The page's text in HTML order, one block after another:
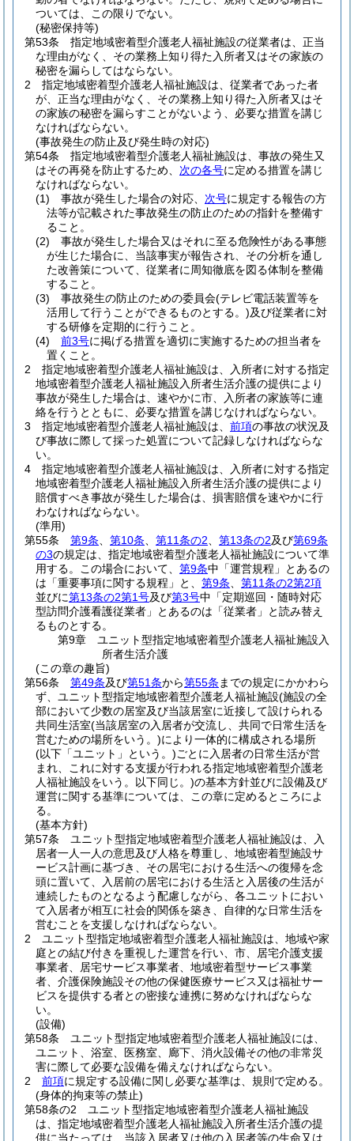
ついては、この限りでない。
(秘密保持等)
第53条
指定地域密着型介護老人福祉施設の従業者は、正当
な理由がなく、その業務上知り得た入所者又はその家族の
秘密を漏らしてはならない。
2
指定地域密着型介護老人福祉施設は、従業者であった者
が、正当な理由がなく、その業務上知り得た入所者又はそ
の家族の秘密を漏らすことがないよう、必要な措置を講じ
なければならない。
(事故発生の防止及び発生時の対応)
第54条
指定地域密着型介護老人福祉施設は、事故の発生又
はその再発を防止するため、 次の各号に定める措置を講じ
なければならない。
(1)
事故が発生した場合の対応、 次号に規定する報告の方
法等が記載された事故発生の防止のための指針を整備す
ること。
(2)
事故が発生した場合又はそれに至る危険性がある事態
が生じた場合に、当該事実が報告され、その分析を通し
た改善策について、従業者に周知徹底を図る体制を整備
すること。
(3)
事故発生の防止のための委員会(テレビ電話装置等を
活用して行うことができるものとする。)及び従業者に対
する研修を定期的に行うこと。
(4)
前3号に掲げる措置を適切に実施するための担当者を
置くこと。
2
指定地域密着型介護老人福祉施設は、入所者に対する指定
地域密着型介護老人福祉施設入所者生活介護の提供により
事故が発生した場合は、速やかに市、入所者の家族等に連
絡を行うとともに、必要な措置を講じなければならない。
3
指定地域密着型介護老人福祉施設は、 前項の事故の状況及
び事故に際して採った処置について記録しなければならな
い。
4
指定地域密着型介護老人福祉施設は、入所者に対する指定
地域密着型介護老人福祉施設入所者生活介護の提供により
賠償すべき事故が発生した場合は、損害賠償を速やかに行
わなければならない。
(準用)
第55条
第9条 第10条 第11条の2 第13条の2及び第69条
の3の規定は、指定地域密着型介護老人福祉施設について準
用する。
この場合において、 第9条中「運営規程」とあるの
は「重要事項に関する規程」と、 第9条
第11条の2第2項
並びに第13条の2第1号及び第3号中「定期巡回・随時対応
型訪問介護看護従業者」とあるのは「従業者」と読み替え
るものとする。
第9章
ユニット型指定地域密着型介護老人福祉施設入
所者生活介護
(この章の趣旨)
第56条
第49条及び第51条から第55条 までの規定にかかわら
ず、ユニット型指定地域密着型介護老人福祉施設(施設の全
部において少数の居室及び当該居室に近接して設けられる
共同生活室(当該居室の入居者が交流し、共同で日常生活を
営むための場所をいう。)により一体的に構成される場所
(以下「ユニット」という。)ごとに入居者の日常生活が営
まれ、これに対する支援が行われる指定地域密着型介護老
人福祉施設をいう。以下同じ。)の基本方針並びに設備及び
運営に関する基準については、この章に定めるところによ
る。
(基本方針)
第57条
ユニット型指定地域密着型介護老人福祉施設は、入
居者一人一人の意思及び人格を尊重し、地域密着型施設サ
ービス計画に基づき、その居宅における生活への復帰を念
頭に置いて、入居前の居宅における生活と入居後の生活が
連続したものとなるよう配慮しながら、各ユニットにおい
て入居者が相互に社会的関係を築き、自律的な日常生活を
営むことを支援しなければならない。
2
ユニット型指定地域密着型介護老人福祉施設は、地域や家
庭との結び付きを重視した運営を行い、市、居宅介護支援
事業者、居宅サービス事業者、地域密着型サービス事業
者、介護保険施設その他の保健医療サービス又は福祉サー
ビスを提供する者との密接な連携に努めなければならな
い。
(設備)
第58条
ユニット型指定地域密着型介護老人福祉施設には、
ユニット、浴室、医務室、廊下、消火設備その他の非常災
害に際して必要な設備を備えなければならない。
2
前項に規定する設備に関し必要な基準は、規則で定める。
(身体的拘束等の禁止)
第58条の2
ユニット型指定地域密着型介護老人福祉施設
は、指定地域密着型介護老人福祉施設入所者生活介護の提
供に当たっては、当該入居者又は他の入居者等の生命又は